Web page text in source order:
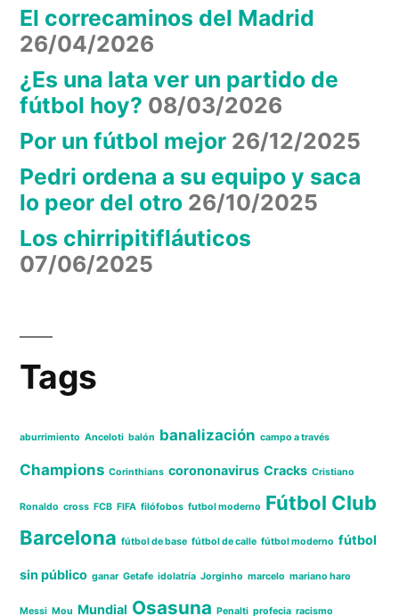
El correcaminos del Madrid
26/04/2026
¿Es una lata ver un partido de
fútbol hoy? 08/03/2026
Por un fútbol mejor 26/12/2025
Pedri ordena a su equipo y saca
lo peor del otro 26/10/2025
Los chirripitifláuticos
07/06/2025
Tags
aburrimiento Anceloti balón banalización campo a través
Champions Corinthians corononavirus Cracks Cristiano
Ronaldo cross FCB FIFA filófobos futbol moderno Fútbol Club
Barcelona fútbol de base fútbol de calle fútbol moderno fútbol
sin público ganar Getafe idolatría Jorginho marcelo mariano haro
Messi Mou Mundial Osasuna Penalti profecia racismo